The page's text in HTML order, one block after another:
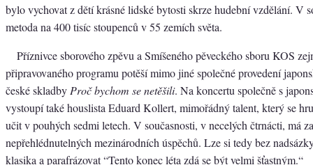
bylo vychovat z dětí krásné lidské bytosti skrze hudební vzdělání. V
metoda na 400 tisíc stoupenců v 55 zemích světa.
Příznivce sborového zpěvu a Smíšeného pěveckého sboru KOS
připravovaného programu potěší mimo jiné společné provedení
české skladby Proč bychom se netěšili. Na koncertu společně s
vystoupí také houslista Eduard Kollert, mimořádný talent, který se
učit v pouhých sedmi letech. V současnosti, v necelých čtrnácti, má
nepřehlédnutelných mezinárodních úspěchů. Lze si tedy bez
klasika a parafrázovat “Tento konec léta zdá se být velmi šťastným.“